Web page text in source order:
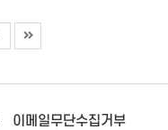
이메일무단수집거부